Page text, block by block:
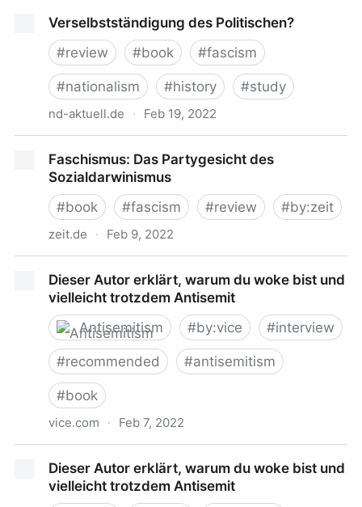
Verselbstständigung des Politischen?
#review #book #fascism
#nationalism #history #study
nd-aktuell.de · Feb 19, 2022
Faschismus: Das Partygesicht des
Sozialdarwinismus
#book #fascism #review #by:zeit
zeit.de · Feb 9, 2022
Sozialdarwinismus
Dieser Autor erklärt, warum du woke bist und
vielleicht trotzdem Antisemit
Antisemitism
#by:vice #interview
#recommended #antisemitism
#book
vice.com · Feb 7, 2022
vielleicht trotzdem Antisemit
Dieser Autor erklärt, warum du woke bist und
vielleicht trotzdem Antisemit